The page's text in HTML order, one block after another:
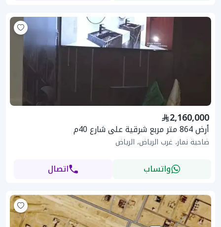
2,160,000
أرض 864 متر مربع شرقية على شارع 40م
ضاحية نمار، غرب الرياض، الرياض
واتساب اتصال